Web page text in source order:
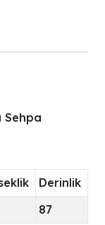
Sehpa
Derinlik
87